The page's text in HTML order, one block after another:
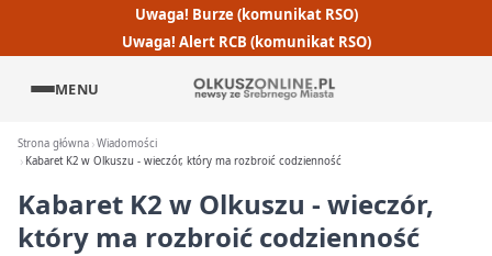
Uwaga! Burze (komunikat RSO)
Uwaga! Alert RCB (komunikat RSO)
MENU
Strona główna Wiadomości
Kabaret K2 w Olkuszu - wieczór, który ma rozbroić codzienność
Kabaret K2 w Olkuszu - wieczór,
który ma rozbroić codzienność